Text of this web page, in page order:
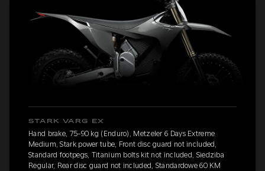
STARK VARG EX
Hand brake, 75-90 kg (Enduro), Metzeler 6 Days Extreme
Medium, Stark power tube, Front disc guard not included,
Standard footpegs, Titanium bolts kit not included, Siedziba
Regular, Rear disc guard not included, Standardowe 60 KM